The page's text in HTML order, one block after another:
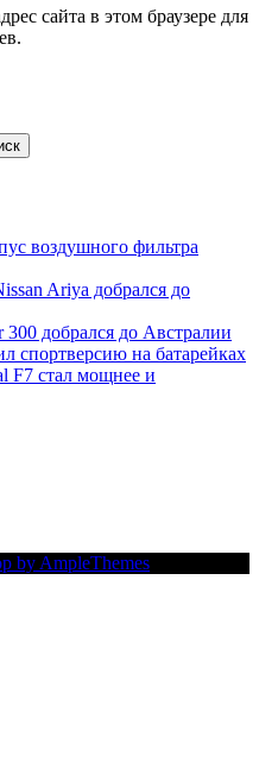
сайта в этом браузере для
воздушного фильтра
Ariya добрался до
добрался до Австралии
спортверсию на батарейках
F7 стал мощнее и
by AmpleThemes